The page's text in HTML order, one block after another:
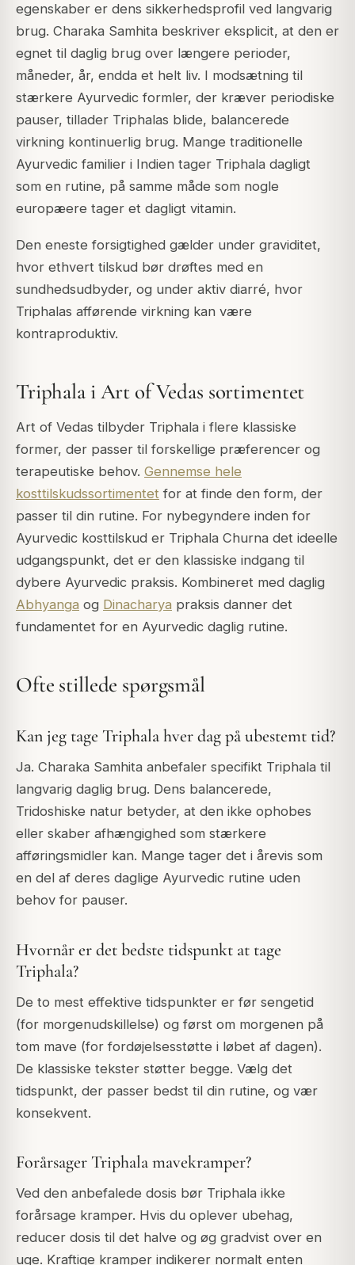
egenskaber er dens sikkerhedsprofil ved langvarig
brug. Charaka Samhita beskriver eksplicit, at den er
egnet til daglig brug over længere perioder,
måneder, år, endda et helt liv. I modsætning til
stærkere Ayurvedic formler, der kræver periodiske
pauser, tillader Triphalas blide, balancerede
virkning kontinuerlig brug. Mange traditionelle
Ayurvedic familier i Indien tager Triphala dagligt
som en rutine, på samme måde som nogle
europæere tager et dagligt vitamin.
Den eneste forsigtighed gælder under graviditet,
hvor ethvert tilskud bør drøftes med en
sundhedsudbyder, og under aktiv diarré, hvor
Triphalas afførende virkning kan være
kontraproduktiv.
Triphala i Art of Vedas sortimentet
Art of Vedas tilbyder Triphala i flere klassiske
former, der passer til forskellige præferencer og
terapeutiske behov. Gennemse hele
kosttilskudssortimentet for at finde den form, der
passer til din rutine. For nybegyndere inden for
Ayurvedic kosttilskud er Triphala Churna det ideelle
udgangspunkt, det er den klassiske indgang til
dybere Ayurvedic praksis. Kombineret med daglig
Abhyanga og Dinacharya praksis danner det
fundamentet for en Ayurvedic daglig rutine.
Ofte stillede spørgsmål
Kan jeg tage Triphala hver dag på ubestemt tid?
Ja. Charaka Samhita anbefaler specifikt Triphala til
langvarig daglig brug. Dens balancerede,
Tridoshiske natur betyder, at den ikke ophobes
eller skaber afhængighed som stærkere
afføringsmidler kan. Mange tager det i årevis som
en del af deres daglige Ayurvedic rutine uden
behov for pauser.
Hvornår er det bedste tidspunkt at tage
Triphala?
De to mest effektive tidspunkter er før sengetid
(for morgenudskillelse) og først om morgenen på
tom mave (for fordøjelsesstøtte i løbet af dagen).
De klassiske tekster støtter begge. Vælg det
tidspunkt, der passer bedst til din rutine, og vær
konsekvent.
Forårsager Triphala mavekramper?
Ved den anbefalede dosis bør Triphala ikke
forårsage kramper. Hvis du oplever ubehag,
reducer dosis til det halve og øg gradvist over en
uge. Kraftige kramper indikerer normalt enten